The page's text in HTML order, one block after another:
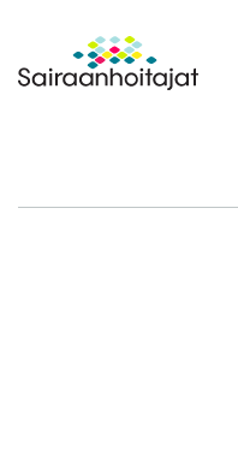
Siirry sisältöön
Etusivulle